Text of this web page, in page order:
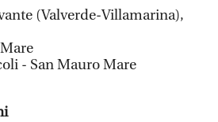
(Valverde-Villamarina),
- San Mauro Mare